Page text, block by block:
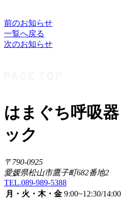
前のお知らせ
一覧へ戻る
次のお知らせ
はまぐち呼吸
ック
〒790-0925
愛媛県松山市鷹子町682番地2
TEL.089-989-5388
月・火・木・金 9:00~12:30/